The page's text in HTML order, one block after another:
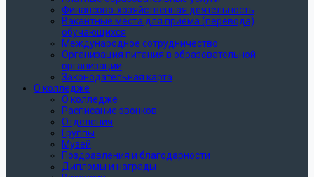
Финансово-хозяйственная деятельность
Вакантные места для приёма (перевода)
обучающихся
Международное сотрудничество
Организация питания в образовательной
организации
Законодательная карта
О колледже
О колледже
Расписание звонков
Отделения
Группы
Музей
Поздравления и благодарности
Дипломы и награды